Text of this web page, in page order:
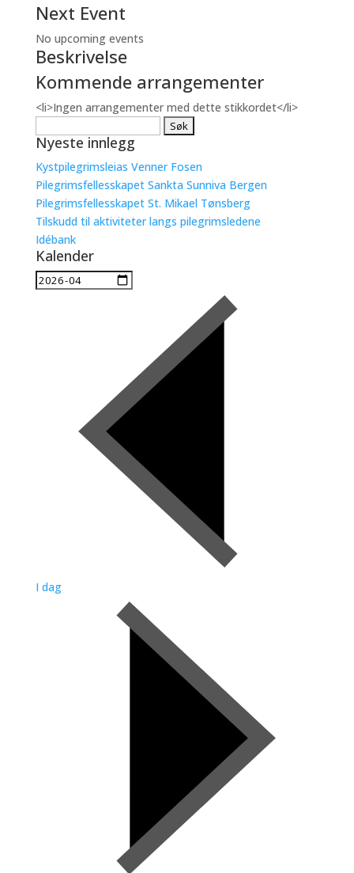
Next Event
No upcoming events
Beskrivelse
Kommende arrangementer
<li>Ingen arrangementer med dette stikkordet</li>
etter:
Nyeste innlegg
Kystpilegrimsleias Venner Fosen
Pilegrimsfellesskapet Sankta Sunniva Bergen
Pilegrimsfellesskapet St. Mikael Tønsberg
Tilskudd til aktiviteter langs pilegrimsledene
Idébank
Kalender
I dag